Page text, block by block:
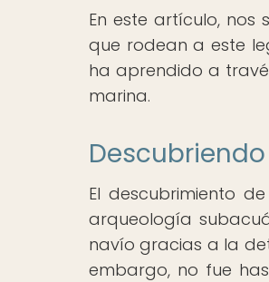
En este artículo, nos
que rodean a este
ha aprendido a
marina.
El descubrimiento
arqueología
navío gracias a la
embargo, no fue